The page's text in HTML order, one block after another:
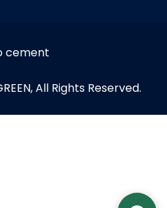
cement
All Rights Reserved.